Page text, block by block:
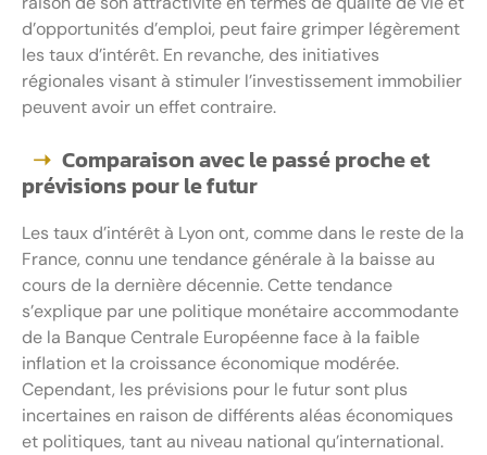
d’opportunités d’emploi, peut faire grimper légèrement
les taux d’intérêt. En revanche, des initiatives
régionales visant à stimuler l’investissement immobilier
peuvent avoir un effet contraire.
Comparaison avec le passé proche et
prévisions pour le futur
Les taux d’intérêt à Lyon ont, comme dans le reste de la
France, connu une tendance générale à la baisse au
cours de la dernière décennie. Cette tendance
s’explique par une politique monétaire accommodante
de la Banque Centrale Européenne face à la faible
inflation et la croissance économique modérée.
Cependant, les prévisions pour le futur sont plus
incertaines en raison de différents aléas économiques
et politiques, tant au niveau national qu’international.